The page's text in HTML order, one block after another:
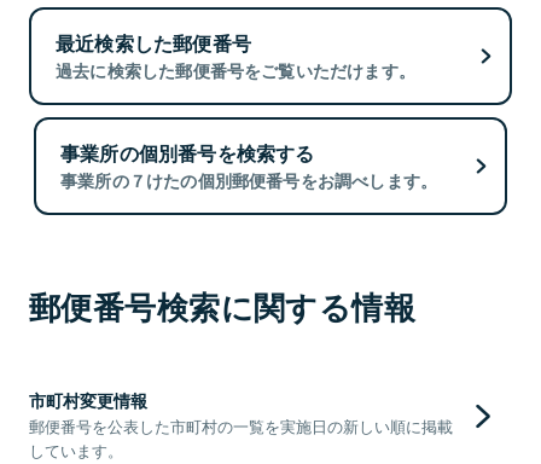
最近検索した郵便番号
過去に検索した郵便番号をご覧いただけます。
事業所の個別番号を検索する
事業所の７けたの個別郵便番号をお調べします。
郵便番号検索に関する情報
市町村変更情報
郵便番号を公表した市町村の一覧を実施日の新しい順に掲載
しています。